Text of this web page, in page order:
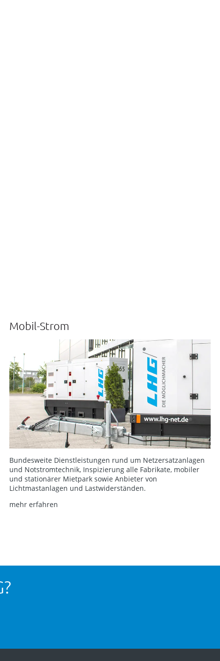
Mobil-Strom
Bundesweite Dienstleistungen rund um Netzersatzanlagen
und Notstromtechnik, Inspizierung alle Fabrikate, mobiler
und stationärer Mietpark sowie Anbieter von
Lichtmastanlagen und Lastwiderständen.
mehr erfahren